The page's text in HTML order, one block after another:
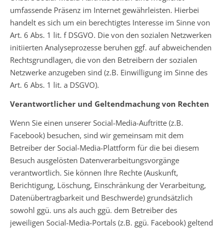
umfassende Präsenz im Internet gewährleisten. Hierbei
handelt es sich um ein berechtigtes Interesse im Sinne von
Art. 6 Abs. 1 lit. f DSGVO. Die von den sozialen Netzwerken
initiierten Analyseprozesse beruhen ggf. auf abweichenden
Rechtsgrundlagen, die von den Betreibern der sozialen
Netzwerke anzugeben sind (z.B. Einwilligung im Sinne des
Art. 6 Abs. 1 lit. a DSGVO).
Verantwortlicher und Geltendmachung von Rechten
Wenn Sie einen unserer Social-Media-Auftritte (z.B.
Facebook) besuchen, sind wir gemeinsam mit dem
Betreiber der Social-Media-Plattform für die bei diesem
Besuch ausgelösten Datenverarbeitungsvorgänge
verantwortlich. Sie können Ihre Rechte (Auskunft,
Berichtigung, Löschung, Einschränkung der Verarbeitung,
Datenübertragbarkeit und Beschwerde) grundsätzlich
sowohl ggü. uns als auch ggü. dem Betreiber des
jeweiligen Social-Media-Portals (z.B. ggü. Facebook) geltend